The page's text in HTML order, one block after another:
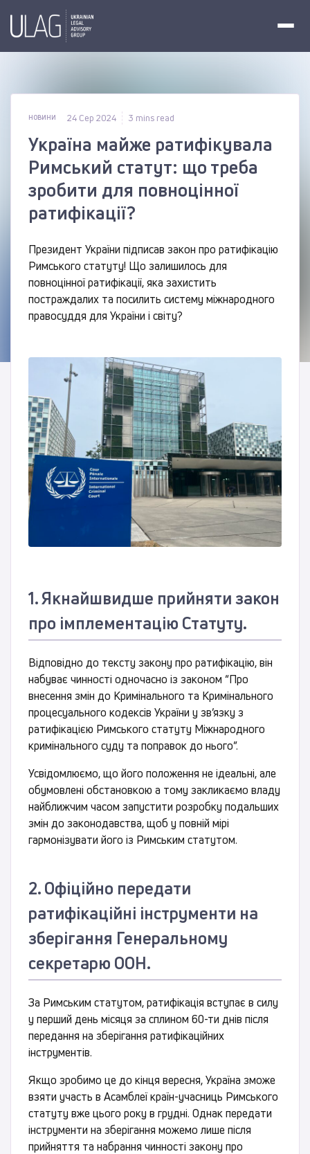
НОВИНИ 24 Сер 2024 3 mins read
Україна майже ратифікувала
Римський статут: що треба
зробити для повноцінної
ратифікації?
Президент України підписав закон про ратифікацію
Римського статуту! Що залишилось для
повноцінної ратифікації, яка захистить
постраждалих та посилить систему міжнародного
правосуддя для України і світу?
1. Якнайшвидше прийняти закон
про імплементацію Статуту.
Відповідно до тексту закону про ратифікацію, він
набуває чинності одночасно із законом “Про
внесення змін до Кримінального та Кримінального
процесуального кодексів України у зв’язку з
ратифікацією Римського статуту Міжнародного
кримінального суду та поправок до нього”.
Усвідомлюємо, що його положення не ідеальні, але
обумовлені обстановкою а тому закликаємо владу
найближчим часом запустити розробку подальших
змін до законодавства, щоб у повній мірі
гармонізувати його із Римським статутом.
2. Офіційно передати
ратифікаційні інструменти на
зберігання Генеральному
секретарю ООН.
За Римським статутом, ратифікація вступає в силу
у перший день місяця за сплином 60-ти днів після
передання на зберігання ратифікаційних
інструментів.
Якщо зробимо це до кінця вересня, Україна зможе
взяти участь в Асамблеї країн-учасниць Римського
статуту вже цього року в грудні. Однак передати
інструменти на зберігання можемо лише після
прийняття та набрання чинності закону про